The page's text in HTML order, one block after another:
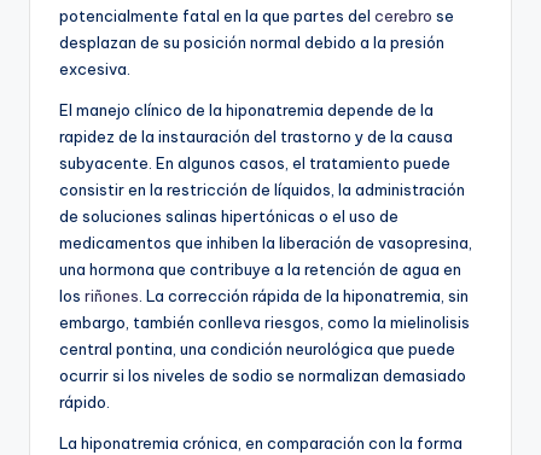
potencialmente fatal en la que partes del cerebro se
desplazan de su posición normal debido a la presión
excesiva.
El manejo clínico de la hiponatremia depende de la
rapidez de la instauración del trastorno y de la causa
subyacente. En algunos casos, el tratamiento puede
consistir en la restricción de líquidos, la administración
de soluciones salinas hipertónicas o el uso de
medicamentos que inhiben la liberación de vasopresina,
una hormona que contribuye a la retención de agua en
los riñones . La corrección rápida de la hiponatremia, sin
embargo, también conlleva riesgos, como la mielinolisis
central pontina, una condición neurológica que puede
ocurrir si los niveles de sodio se normalizan demasiado
rápido.
La hiponatremia crónica, en comparación con la forma